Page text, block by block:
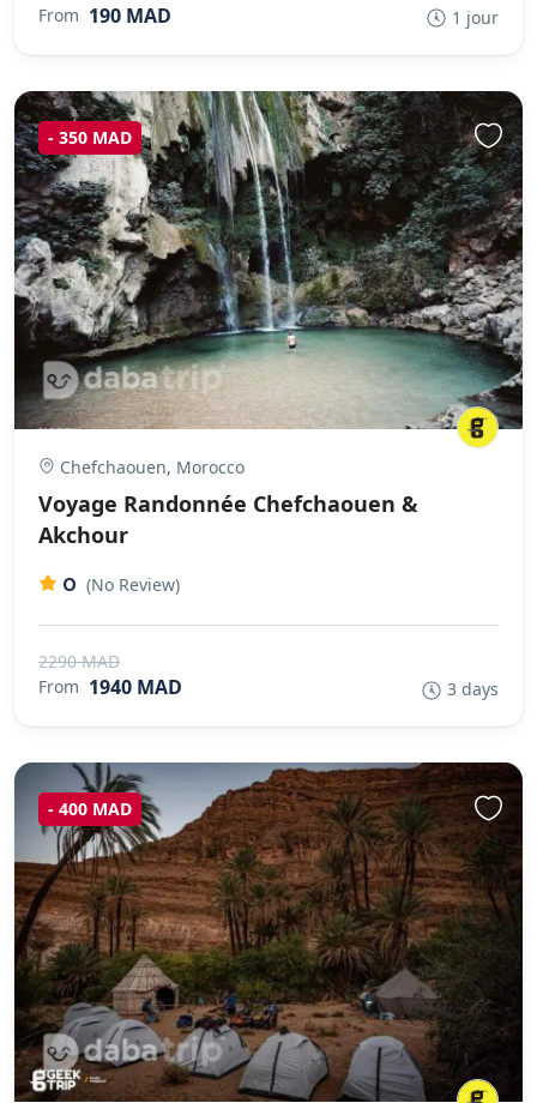
From 190 MAD 1 jour
- 350 MAD
Chefchaouen, Morocco
Voyage Randonnée Chefchaouen &
Akchour
0 (No Review)
2290 MAD
From 1940 MAD 3 days
- 400 MAD